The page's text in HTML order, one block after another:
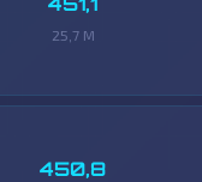
25,7 M
450,8